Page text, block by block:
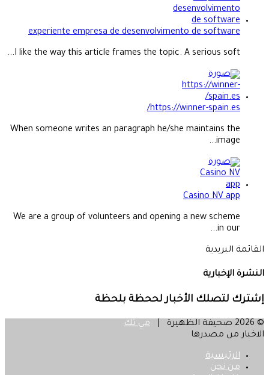
experiente empresa de desenvolvimento de software
I like the way this article frames the topic. A serious soft...
https://winner-spain.es/
When someone writes an paragraph he/she maintains the
image...
Casino NV app
We are a group of volunteers and opening a new scheme
in our...
القائمة البريدية
النشرة الإخبارية
إشترك لتصلك الأخبار لححظة بلحظة
© 2026 صحيفة الظهيرة |
مي تك
الاخبار من مصدرها
الرئيسية
من نحن